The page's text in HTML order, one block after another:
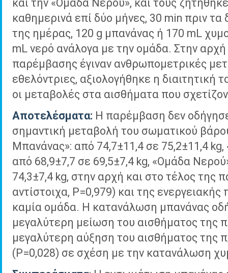
και την «Ομάδα Νερού», και τους
καθημερινά επί δύο μήνες, 30 min πριν τα
της ημέρας, 120 g μπανάνας ή 170 mL
mL νερό ανάλογα με την ομάδα. Στην αρχή
παρέμβασης έγιναν ανθρωπομετρικές
εθελόντριες, αξιολογήθηκε η διαιτητική
οι μεταβολές στα αισθήματα που
Αποτελέσματα: Η παρέμβαση δεν
σημαντική μεταβολή του σωματικού
Μπανάνας»: από 74,7±11,4 σε 75,2±11,4
από 68,9±7,7 σε 69,5±7,4 kg, «Ομάδα
74,3±7,4 kg, στην αρχή και στο τέλος της
αντίστοιχα, P=0,979) και της
καμία ομάδα. Η κατανάλωση μπανάνας
μεγαλύτερη μείωση του αισθήματος της
μεγαλύτερη αύξηση του αισθήματος της
(P=0,028) σε σχέση με την κατανάλωση